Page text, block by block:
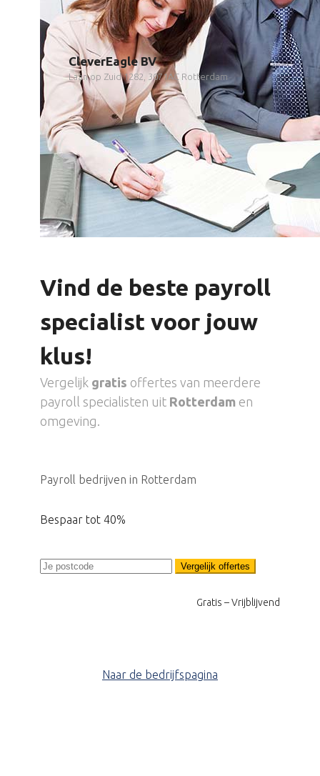
CleverEagle BV
Laan op Zuid 1282, 3071AC Rotterdam
Vind de beste payroll
specialist voor jouw
klus!
Vergelijk gratis offertes van meerdere
payroll specialisten uit Rotterdam en
omgeving.
Payroll bedrijven in Rotterdam
Bespaar tot 40%
Vergelijk offertes
Gratis – Vrijblijvend
Naar de bedrijfspagina